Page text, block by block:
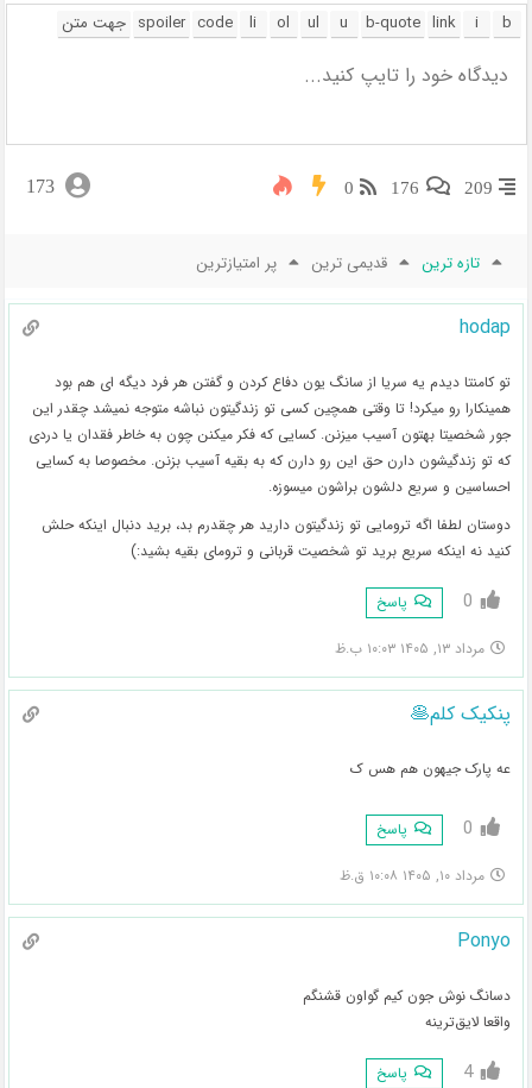
209
176
0
173
تازه ترین قدیمی ترین پر امتیازترین
hodap
تو کامنتا دیدم یه سریا از سانگ یون دفاع کردن و گفتن هر فرد دیگه ای هم بود
همینکارا رو میکرد! تا وقتی همچین کسی تو زندگیتون نباشه متوجه نمیشد چقدر این
جور شخصیتا بهتون آسیب میزنن. کسایی که فکر میکنن چون به خاطر فقدان یا دردی
که تو زندگیشون دارن حق این رو دارن که به بقیه آسیب بزنن. مخصوصا به کسایی
احساسین و سریع دلشون براشون میسوزه.
دوستان لطفا اگه ترومایی تو زندگیتون دارید هر چقدرم بد، برید دنبال اینکه حلش
کنید نه اینکه سریع برید تو شخصیت قربانی و ترومای بقیه بشید:)
0 پاسخ
مرداد ۱۳, ۱۴۰۵ ۱۰:۰۳ ب.ظ
پنکیک کلم🥞
عه پارک جیهون هم هس ک
0 پاسخ
مرداد ۱۰, ۱۴۰۵ ۱۰:۰۸ ق.ظ
Ponyo
دسانگ نوش جون کیم گواون قشنگم
واقعا لایق‌ترینه
4 پاسخ